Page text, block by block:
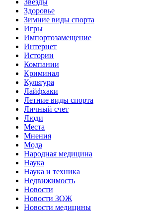
Здоровье
Зимние виды спорта
Игры
Импортозамещение
Интернет
Истории
Компании
Криминал
Культура
Лайфхаки
Летние виды спорта
Личный счет
Люди
Места
Мнения
Мода
Народная медицина
Наука
Наука и техника
Недвижимость
Новости
Новости ЗОЖ
Новости медицины